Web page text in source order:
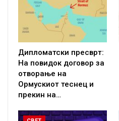
Дипломатски пресврт:
На повидок договор за
отворање на
Ормускиот теснец и
прекин на…